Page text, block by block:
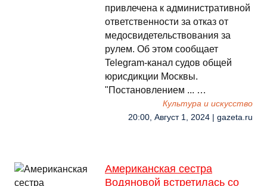
привлечена к административной
ответственности за отказ от
медосвидетельствования за
рулем. Об этом сообщает
Telegram-канал судов общей
юрисдикции Москвы.
"Постановлением ... …
Культура и искусство
20:00, Август 1, 2024 | gazeta.ru
Американская сестра
Водяновой встретилась со